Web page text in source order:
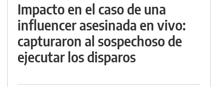
Impacto en el caso de una
influencer asesinada en vivo:
capturaron al sospechoso de
ejecutar los disparos